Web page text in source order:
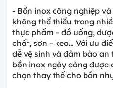
- Bồn inox công nghiệp
không thể thiếu trong
thực phẩm – đồ uống,
chất, sơn – keo… Với ưu
dễ vệ sinh và đảm bảo
bồn inox ngày càng được
chọn thay thế cho bồn